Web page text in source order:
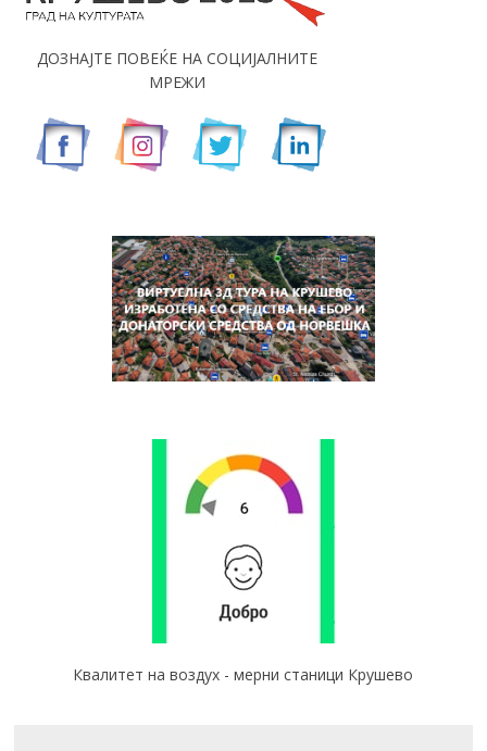
ДОЗНАЈТЕ ПОВЕЌЕ НА СОЦИЈАЛНИТЕ
МРЕЖИ
Квалитет на воздух - мерни станици Крушево